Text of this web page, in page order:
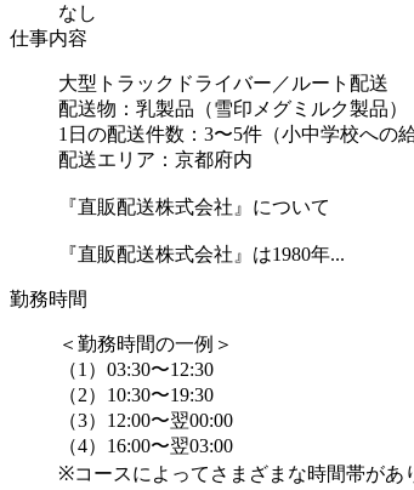
なし
仕事内容
大型トラックドライバー／ルート配送
配送物：乳製品（雪印メグミルク製品）
1日の配送件数：3〜5件（小中学校への
配送エリア：京都府内
『直販配送株式会社』について
『直販配送株式会社』は1980年...
勤務時間
＜勤務時間の一例＞
（1）03:30〜12:30
（2）10:30〜19:30
（3）12:00〜翌00:00
（4）16:00〜翌03:00
※コースによってさまざまな時間帯があ